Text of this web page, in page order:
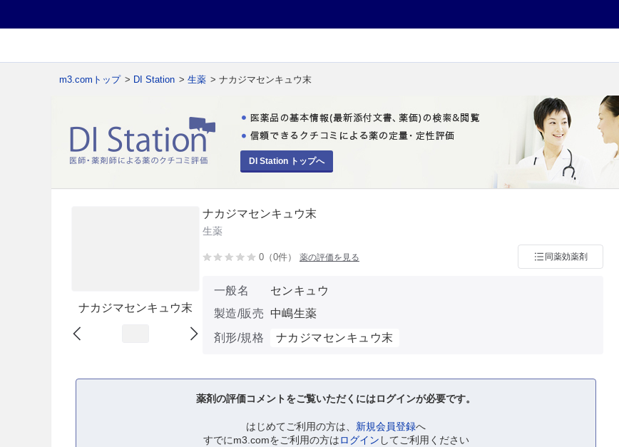
m3.comトップ > DI Station > 生薬 > ナカジマセンキュウ末
DI Station トップへ
ナカジマセンキュウ末
ナカジマセンキュウ末
生薬
0（0件） 薬の評価を見る 同薬効薬剤
一般名
センキュウ
製造/販売
中嶋生薬
剤形/規格
ナカジマセンキュウ末
薬剤の評価コメントをご覧いただくにはログインが必要です。
はじめてご利用の方は、 新規会員登録へ
すでにm3.comをご利用の方はログイン してご利用ください